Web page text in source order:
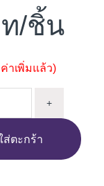
/ชิ้น
าเพิ่มแล้ว)
+
ส่ตะกร้า